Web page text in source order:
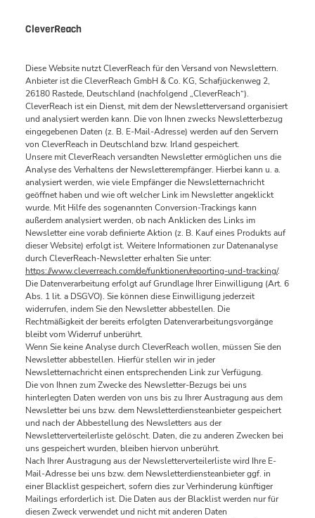
CleverReach
Diese Website nutzt CleverReach für den Versand von Newslettern.
Anbieter ist die CleverReach GmbH & Co. KG, Schafjückenweg 2,
26180 Rastede, Deutschland (nachfolgend „CleverReach“).
CleverReach ist ein Dienst, mit dem der Newsletterversand organisiert
und analysiert werden kann. Die von Ihnen zwecks Newsletterbezug
eingegebenen Daten (z. B. E-Mail-Adresse) werden auf den Servern
von CleverReach in Deutschland bzw. Irland gespeichert.
Unsere mit CleverReach versandten Newsletter ermöglichen uns die
Analyse des Verhaltens der Newsletterempfänger. Hierbei kann u. a.
analysiert werden, wie viele Empfänger die Newsletternachricht
geöffnet haben und wie oft welcher Link im Newsletter angeklickt
wurde. Mit Hilfe des sogenannten Conversion-Trackings kann
außerdem analysiert werden, ob nach Anklicken des Links im
Newsletter eine vorab definierte Aktion (z. B. Kauf eines Produkts auf
dieser Website) erfolgt ist. Weitere Informationen zur Datenanalyse
durch CleverReach-Newsletter erhalten Sie unter:
https://www.cleverreach.com/de/funktionen/reporting-und-tracking/.
Die Datenverarbeitung erfolgt auf Grundlage Ihrer Einwilligung (Art. 6
Abs. 1 lit. a DSGVO). Sie können diese Einwilligung jederzeit
widerrufen, indem Sie den Newsletter abbestellen. Die
Rechtmäßigkeit der bereits erfolgten Datenverarbeitungsvorgänge
bleibt vom Widerruf unberührt.
Wenn Sie keine Analyse durch CleverReach wollen, müssen Sie den
Newsletter abbestellen. Hierfür stellen wir in jeder
Newsletternachricht einen entsprechenden Link zur Verfügung.
Die von Ihnen zum Zwecke des Newsletter-Bezugs bei uns
hinterlegten Daten werden von uns bis zu Ihrer Austragung aus dem
Newsletter bei uns bzw. dem Newsletterdiensteanbieter gespeichert
und nach der Abbestellung des Newsletters aus der
Newsletterverteilerliste gelöscht. Daten, die zu anderen Zwecken bei
uns gespeichert wurden, bleiben hiervon unberührt.
Nach Ihrer Austragung aus der Newsletterverteilerliste wird Ihre E-
Mail-Adresse bei uns bzw. dem Newsletterdiensteanbieter ggf. in
einer Blacklist gespeichert, sofern dies zur Verhinderung künftiger
Mailings erforderlich ist. Die Daten aus der Blacklist werden nur für
diesen Zweck verwendet und nicht mit anderen Daten